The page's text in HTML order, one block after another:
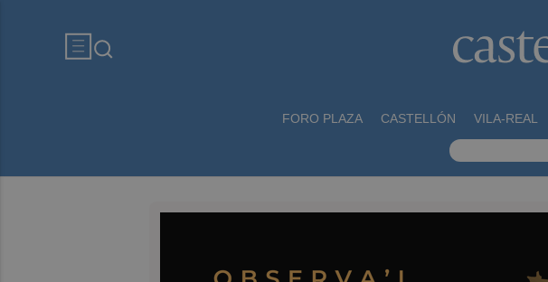
FORO PLAZA CASTELLÓN VILA-REAL